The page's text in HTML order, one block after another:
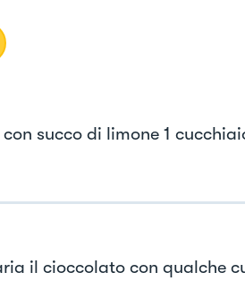
succo di limone 1
il cioccolato con qualche